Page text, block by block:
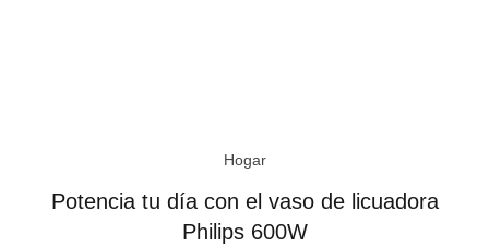
Hogar
Potencia tu día con el vaso de licuadora
Philips 600W